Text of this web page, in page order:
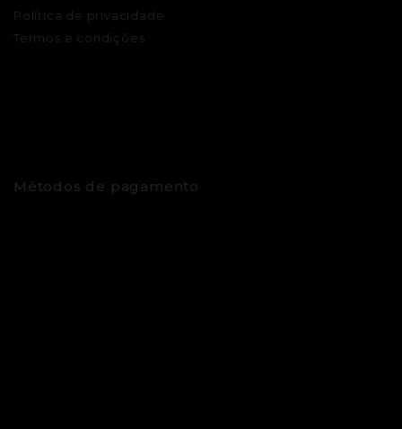
Política de privacidade
Termos e condições
Métodos de pagamento